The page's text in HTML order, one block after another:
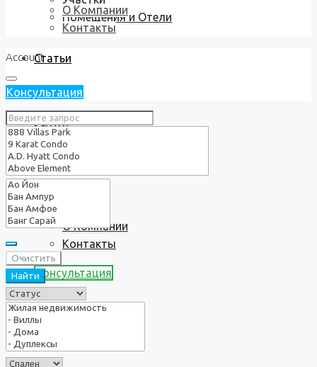
Помещения и Отели
Статьи
Услуги
О нас
О Компании
Контакты
Консультация
О Компании
Контакты
Account
Консультация
Очистить
Найти